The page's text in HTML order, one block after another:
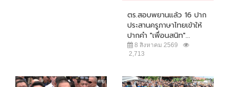
ตร.สอบพยานแล้ว 16 ปาก
ประสานครูภาษาไทยเข้าให้
ปากคำ "เพื่อนสนิท"...
8 สิงหาคม 2569
2,713